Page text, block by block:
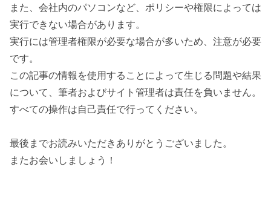
また、会社内のパソコンなど、ポリシーや権限によっては
実行できない場合があります。
実行には管理者権限が必要な場合が多いため、注意が必要
です。
この記事の情報を使用することによって生じる問題や結果
について、筆者およびサイト管理者は責任を負いません。
すべての操作は自己責任で行ってください。
最後までお読みいただきありがとうございました。
またお会いしましょう！